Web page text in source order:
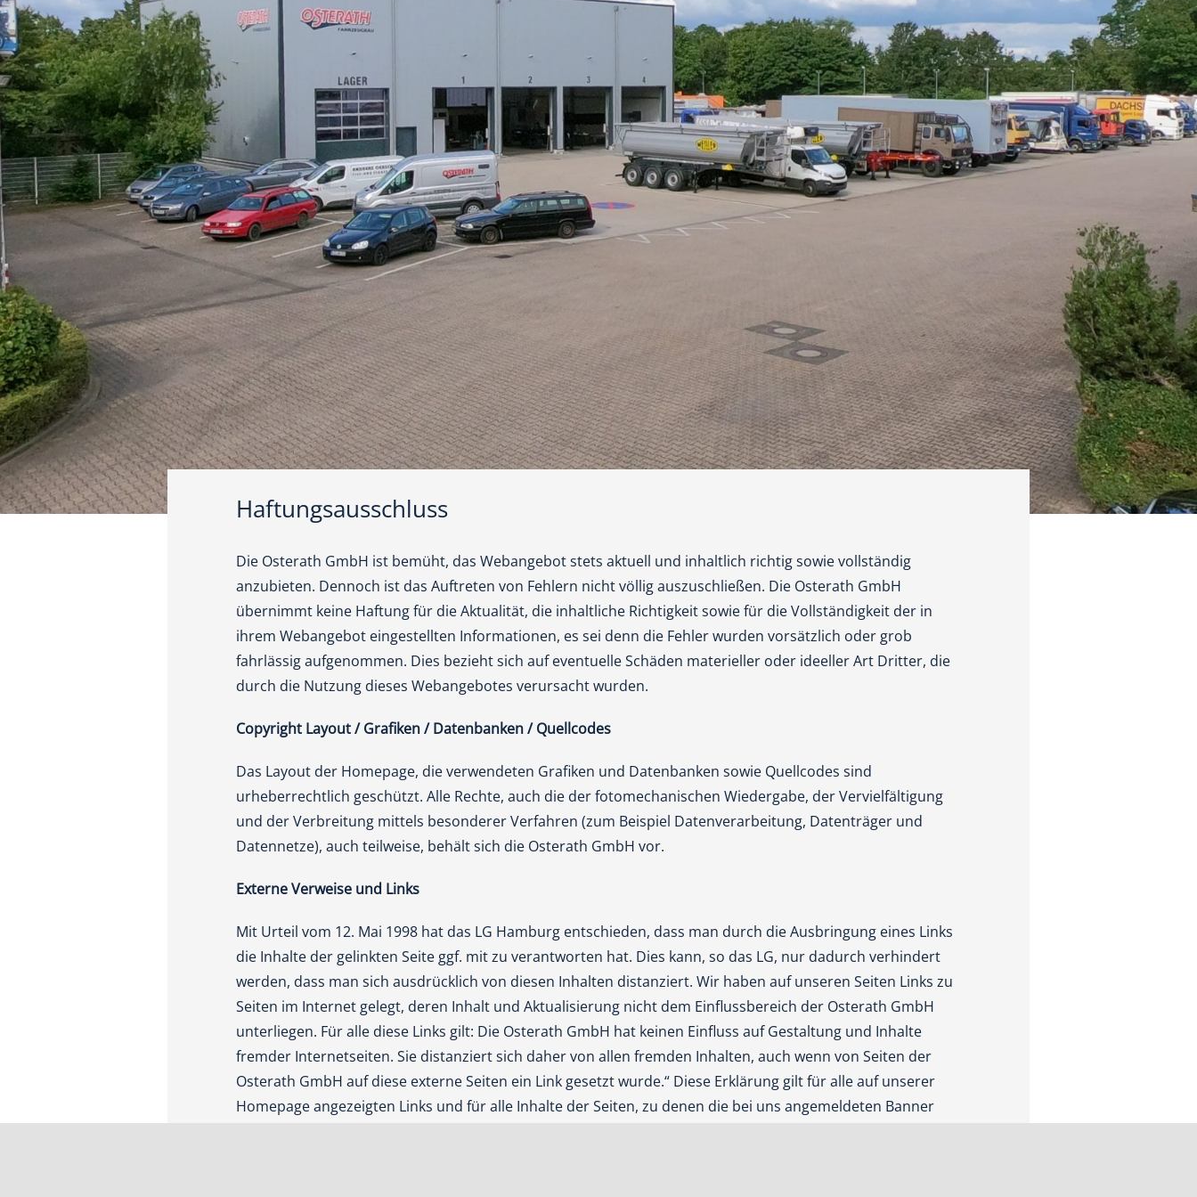
Haftungsausschluss
Die Osterath GmbH ist bemüht, das Webangebot stets aktuell und inhaltlich richtig sowie vollständig
anzubieten. Dennoch ist das Auftreten von Fehlern nicht völlig auszuschließen. Die Osterath GmbH
übernimmt keine Haftung für die Aktualität, die inhaltliche Richtigkeit sowie für die Vollständigkeit der in
ihrem Webangebot eingestellten Informationen, es sei denn die Fehler wurden vorsätzlich oder grob
fahrlässig aufgenommen. Dies bezieht sich auf eventuelle Schäden materieller oder ideeller Art Dritter, die
durch die Nutzung dieses Webangebotes verursacht wurden.
Copyright Layout / Grafiken / Datenbanken / Quellcodes
Das Layout der Homepage, die verwendeten Grafiken und Datenbanken sowie Quellcodes sind
urheberrechtlich geschützt. Alle Rechte, auch die der fotomechanischen Wiedergabe, der Vervielfältigung
und der Verbreitung mittels besonderer Verfahren (zum Beispiel Datenverarbeitung, Datenträger und
Datennetze), auch teilweise, behält sich die Osterath GmbH vor.
Externe Verweise und Links
Mit Urteil vom 12. Mai 1998 hat das LG Hamburg entschieden, dass man durch die Ausbringung eines Links
die Inhalte der gelinkten Seite ggf. mit zu verantworten hat. Dies kann, so das LG, nur dadurch verhindert
werden, dass man sich ausdrücklich von diesen Inhalten distanziert. Wir haben auf unseren Seiten Links zu
Seiten im Internet gelegt, deren Inhalt und Aktualisierung nicht dem Einflussbereich der Osterath GmbH
unterliegen. Für alle diese Links gilt: Die Osterath GmbH hat keinen Einfluss auf Gestaltung und Inhalte
fremder Internetseiten. Sie distanziert sich daher von allen fremden Inhalten, auch wenn von Seiten der
Osterath GmbH auf diese externe Seiten ein Link gesetzt wurde.“ Diese Erklärung gilt für alle auf unserer
Homepage angezeigten Links und für alle Inhalte der Seiten, zu denen die bei uns angemeldeten Banner